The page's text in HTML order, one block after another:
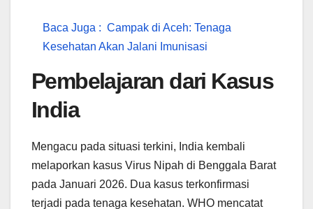
Baca Juga : Campak di Aceh: Tenaga
Kesehatan Akan Jalani Imunisasi
Pembelajaran dari Kasus
India
Mengacu pada situasi terkini, India kembali
melaporkan kasus Virus Nipah di Benggala Barat
pada Januari 2026. Dua kasus terkonfirmasi
terjadi pada tenaga kesehatan. WHO mencatat